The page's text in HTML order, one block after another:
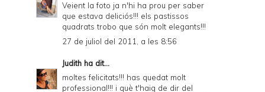
Veient la foto ja n'hi ha prou per saber
que estava deliciós!!! els pastissos
quadrats trobo que són molt elegants!!!
27 de juliol del 2011, a les 8:56
Judith ha dit...
moltes felicitats!!! has quedat molt
professional!!! i què t'haig de dir del